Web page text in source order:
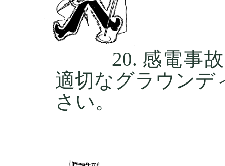
感電事
適切なグラウンデ
さい。